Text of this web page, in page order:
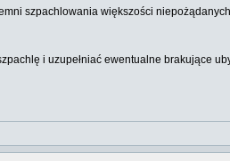
szpachlowania większości
i uzupełniać ewentualne brakujące